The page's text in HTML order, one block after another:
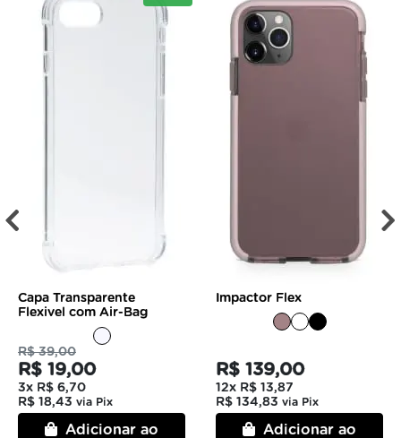
Capa Transparente
Flexivel com Air-Bag
R$ 39,00
R$ 19,00
3x R$ 6,70
R$ 18,43 via Pix
Adicionar ao
Impactor Flex
R$ 139,00
12x R$ 13,87
R$ 134,83 via Pix
Adicionar ao